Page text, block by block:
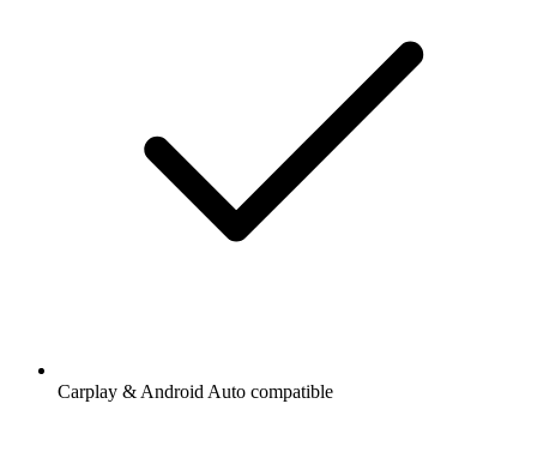
Carplay & Android Auto compatible